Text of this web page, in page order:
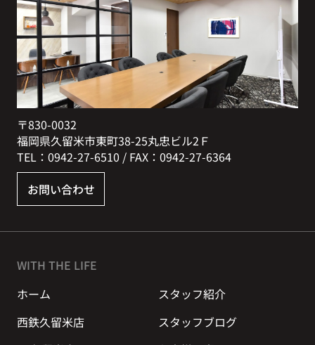
〒830-0032
福岡県久留米市東町38-25丸忠ビル2Ｆ
TEL：0942-27-6510 / FAX：0942-27-6364
お問い合わせ
WITH THE LIFE
ホーム
スタッフ紹介
西鉄久留米店
スタッフブログ